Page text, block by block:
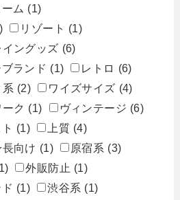
ム (1)
リゾート (1)
イングッズ (6)
ランド (1) レトロ (6)
系 (2) ワイズサイズ (4)
ーク (1) ヴィンテージ (6)
(1) 上質 (4)
向け (1) 原宿系 (3)
外販防止 (1)
(1) 渋谷系 (1)